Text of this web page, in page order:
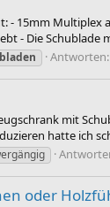
- 15mm
- Die Schublade
mit
hatte ich
oder